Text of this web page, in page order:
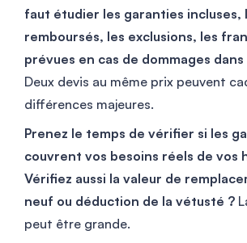
faut étudier les garanties incluses,
remboursés, les exclusions, les
prévues en cas de dommages
Deux devis au même prix peuvent
différences majeures.
Prenez le temps de vérifier si les
couvrent vos besoins réels de vos
Vérifiez aussi la valeur de
neuf ou déduction de la vétusté ?
peut être grande.